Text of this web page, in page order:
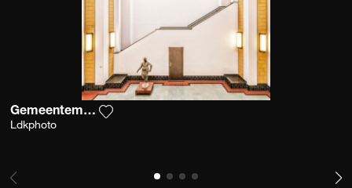
Gemeentemuseum Ii
Ldkphoto